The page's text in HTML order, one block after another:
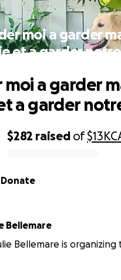
moi a garder
et a garder
$282 raised of$13K
Donate
moi a garder
a garder
Bellemare
Bellemare is organizing